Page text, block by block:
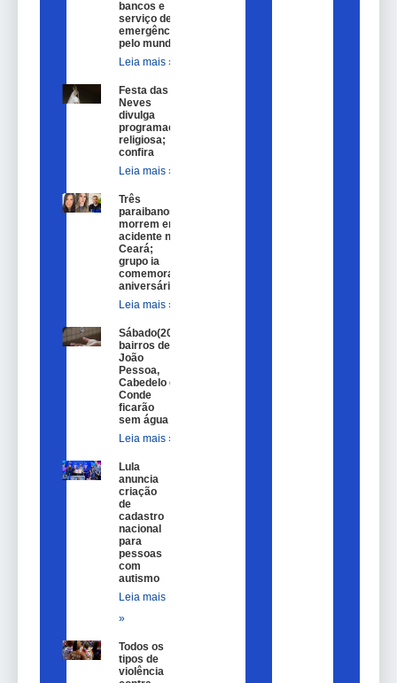
bancos e
serviço de
emergência
pelo mundo
Leia mais »
Festa das
Neves
divulga
programação
religiosa;
confira
Leia mais »
Três
paraibanos
morrem em
acidente no
Ceará;
grupo ia
comemorar
aniversário
Leia mais »
Sábado(20)
bairros de
João
Pessoa,
Cabedelo e
Conde
ficarão
sem água
Leia mais »
Lula
anuncia
criação
de
cadastro
nacional
para
pessoas
com
autismo
Leia mais
»
Todos os
tipos de
violência